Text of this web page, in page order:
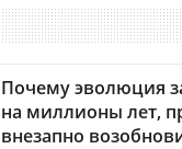
Почему эволюция
на миллионы лет,
внезапно